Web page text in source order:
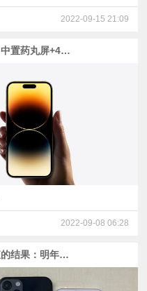
2022-09-15 21:09
5999元起，iPhone 14系列发布：中置药丸屏+4800W主摄+卫星短信
2022-09-08 06:28
爆料称iPhone 14 Max是市场调查的结果：明年见，900美元起